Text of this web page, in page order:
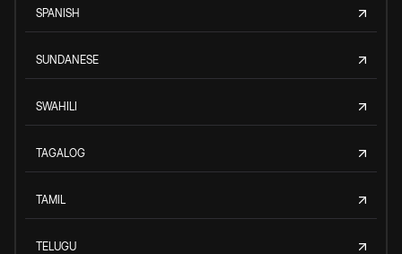
SPANISH
SUNDANESE
SWAHILI
TAGALOG
TAMIL
TELUGU